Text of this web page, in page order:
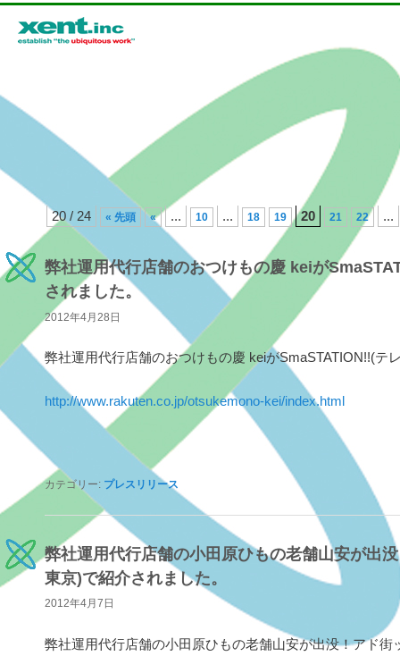
メインメニュー
メインコンテンツへ移動
サブコンテンツへ移動
投稿ナビゲーション
20 / 24 « 先頭 « ... 10 ... 18 19 20 21 22 ...
弊社運用代行店舗のおつけもの慶 keiが
されました。
2012年4月28日
弊社運用代行店舗のおつけもの慶 keiがSmaSTATION!!(テ
http://www.rakuten.co.jp/otsukemono-kei/index.html
カテゴリー: プレスリリース
弊社運用代行店舗の小田原ひもの老舗山安が出
東京)で紹介されました。
2012年4月7日
弊社運用代行店舗の小田原ひもの老舗山安が出没！アド街